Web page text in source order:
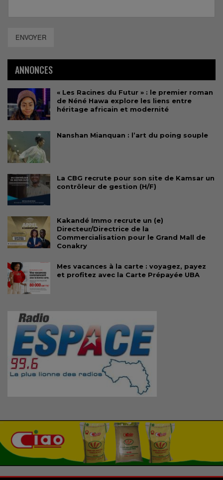
ENVOYER
ANNONCES
« Les Racines du Futur » : le premier roman
de Néné Hawa explore les liens entre
héritage africain et modernité
Nanshan Mianquan : l’art du poing souple
La CBG recrute pour son site de Kamsar un
contrôleur de gestion (H/F)
Kakandé Immo recrute un (e)
Directeur/Directrice de la
Commercialisation pour le Grand Mall de
Conakry
Mes vacances à la carte : voyagez, payez
et profitez avec la Carte Prépayée UBA